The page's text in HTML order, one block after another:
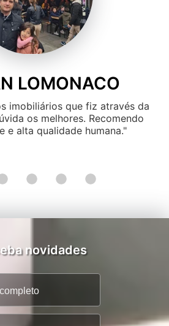
LOMONACO
imobiliários que fiz através da
os melhores. Recomendo
e alta qualidade humana."
novidades